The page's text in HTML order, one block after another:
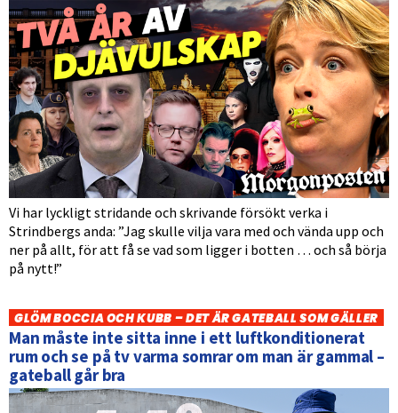
Vi har lyckligt stridande och skrivande försökt verka i
Strindbergs anda: ”Jag skulle vilja vara med och vända upp och
ner på allt, för att få se vad som ligger i botten … och så börja
på nytt!”
GLÖM BOCCIA OCH KUBB – DET ÄR GATEBALL SOM GÄLLER
Man måste inte sitta inne i ett luftkonditionerat
rum och se på tv varma somrar om man är gammal –
gateball går bra